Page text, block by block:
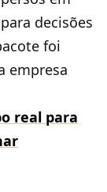
decisões
foi
empresa
real para